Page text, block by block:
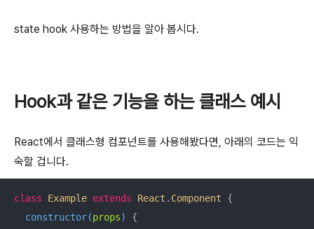
state hook 사용하는 방법을 알아 봅시다.
Hook과 같은 기능을 하는 클래스 예시
React에서 클래스형 컴포넌트를 사용해봤다면, 아래의 코드는 익
숙할 겁니다.
class Example extends React . Component
{
constructor(props)
{